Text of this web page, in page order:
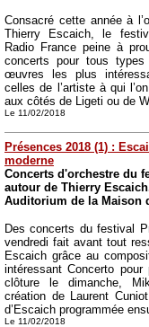
Consacré cette année à
Thierry Escaich, le
Radio France peine à
concerts pour tous
œuvres les plus
celles de l’artiste à qui
aux côtés de Ligeti ou de
Le 11/02/2018
Présences 2018 (1) :
moderne
Concerts d'orchestre du
autour de Thierry
Auditorium de la Maison
Des concerts du festival
vendredi fait avant tout
Escaich grâce au
intéressant Concerto pour
clôture le dimanche,
création de Laurent
d’Escaich programmée
Le 11/02/2018